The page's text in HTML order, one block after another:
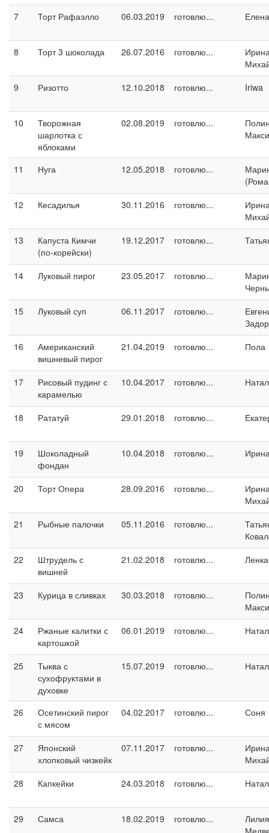
7
Торт Рафаэлло 06.03.2019 готовлю... Елена
8 Торт 3 шоколада 26.07.2016 готовлю...
9
Ризотто 12.10.2018 готовлю... Iriwa
10
Творожная
шарлотка с
яблоками
02.08.2019 готовлю...
11 Нуга 12.05.2018 готовлю...
12
Кесадилья 30.11.2016 готовлю...
13
Капуста Кимчи
(по-корейски)
19.12.2017 готовлю...
14 Луковый пирог 23.05.2017 готовлю...
15
Луковый суп 06.11.2017 готовлю...
16
Американский
вишневый пирог
21.04.2019 готовлю... Пола
17
Рисовый пудинг с
карамелью
10.04.2017 готовлю...
18 Рататуй 29.01.2018 готовлю...
19
Шоколадный
фондан
10.04.2018 готовлю...
20 Торт Опера 28.09.2016 готовлю...
21
Рыбные палочки 05.11.2016 готовлю...
22
Штрудель с
вишней
21.02.2018 готовлю...
23 Курица в сливках 30.03.2018 готовлю...
24
Ржаные калитки с
картошкой
06.01.2019 готовлю...
25
Тыква с
сухофруктами в
духовке
15.07.2019 готовлю...
26
Осетинский пирог
с мясом
04.02.2017 готовлю... Соня
27
Японский
хлопковый чизкейк
07.11.2017 готовлю...
28
Капкейки 24.03.2018 готовлю...
29 Самса 18.02.2019 готовлю...
Лилия